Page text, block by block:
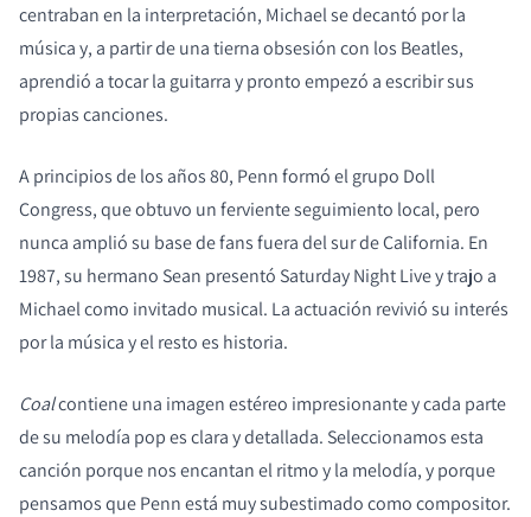
centraban en la interpretación, Michael se decantó por la
música y, a partir de una tierna obsesión con los Beatles,
aprendió a tocar la guitarra y pronto empezó a escribir sus
propias canciones.
A principios de los años 80, Penn formó el grupo Doll
Congress, que obtuvo un ferviente seguimiento local, pero
nunca amplió su base de fans fuera del sur de California. En
1987, su hermano Sean presentó Saturday Night Live y trajo a
Michael como invitado musical. La actuación revivió su interés
por la música y el resto es historia.
Coalcontiene una imagen estéreo impresionante y cada parte
de su melodía pop es clara y detallada. Seleccionamos esta
canción porque nos encantan el ritmo y la melodía, y porque
pensamos que Penn está muy subestimado como compositor.
COMPARAR PRODUCTOS